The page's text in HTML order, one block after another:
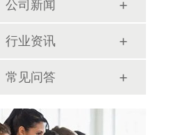
公司新闻
行业资讯
常见问答